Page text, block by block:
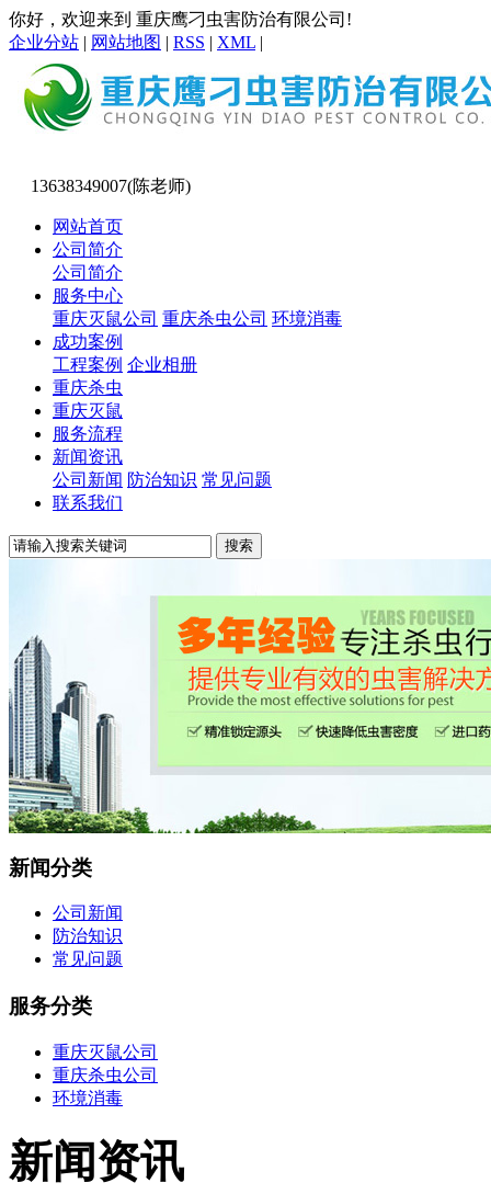
你好，欢迎来到 重庆鹰刁虫害防治有限公司!
企业分站 | 网站地图 | RSS | XML |
13638349007(陈老师)
网站首页
公司简介
公司简介
服务中心
重庆灭鼠公司 重庆杀虫公司 环境消毒
成功案例
工程案例 企业相册
重庆杀虫
重庆灭鼠
服务流程
新闻资讯
公司新闻 防治知识 常见问题
联系我们
新闻分类
公司新闻
防治知识
常见问题
服务分类
重庆灭鼠公司
重庆杀虫公司
环境消毒
新闻资讯